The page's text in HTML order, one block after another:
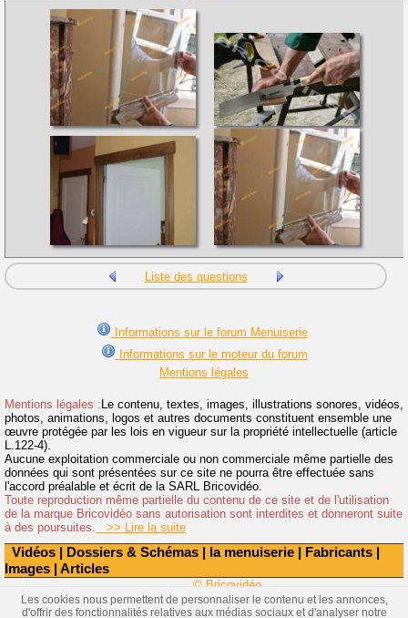
Vidéos | Dossiers & Schémas | la menuiserie | Fabricants |
Images | Articles
Liste des questions
Informations sur le forum Menuiserie
Informations sur le moteur du forum
Mentions légales
Mentions légales :Le contenu, textes, images, illustrations sonores, vidéos,
photos, animations, logos et autres documents constituent ensemble une
œuvre protégée par les lois en vigueur sur la propriété intellectuelle (article
L.122-4).
Aucune exploitation commerciale ou non commerciale même partielle des
données qui sont présentées sur ce site ne pourra être effectuée sans
l'accord préalable et écrit de la SARL Bricovidéo.
Toute reproduction même partielle du contenu de ce site et de l'utilisation
de la marque Bricovidéo sans autorisation sont interdites et donneront suite
à des poursuites.
>> Lire la suite
© Bricovidéo
Les cookies nous permettent de personnaliser le contenu et les annonces,
d'offrir des fonctionnalités relatives aux médias sociaux et d'analyser notre